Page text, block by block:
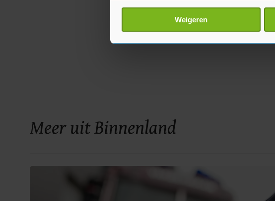
Uw apparaat identificeren door het
Lees meer over hoe uw persoonlijke
toestemming op elk moment wijzigen of
Weigeren
Meer uit Binnenland